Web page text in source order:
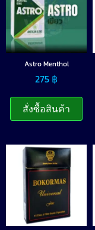
Astro Menthol
275 ฿
สั่งซื้อสินค้า